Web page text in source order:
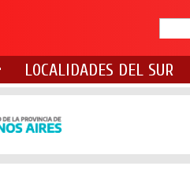
LOCALIDADES DEL SUR